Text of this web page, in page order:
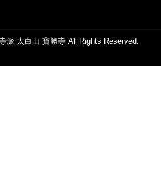
派 太白山 寶勝寺 All Rights Reserved.